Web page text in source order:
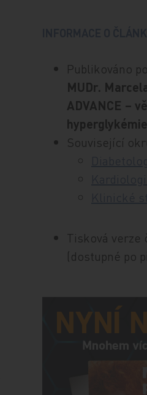
Publikováno
MUDr.
ADVANCE –
Související
Tisková verze
(dostupné po